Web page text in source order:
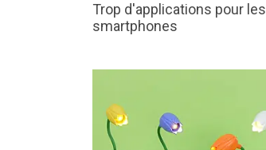
Trop d'applications pour les
smartphones